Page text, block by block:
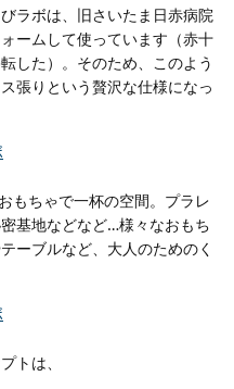
ラボは、旧さいたま日赤病院
ームして使っています（赤十
した）。そのため、このよう
張りという贅沢な仕様になっ
もちゃで一杯の空間。プラレ
基地などなど…様々なおもち
ーブルなど、大人のためのく
トは、